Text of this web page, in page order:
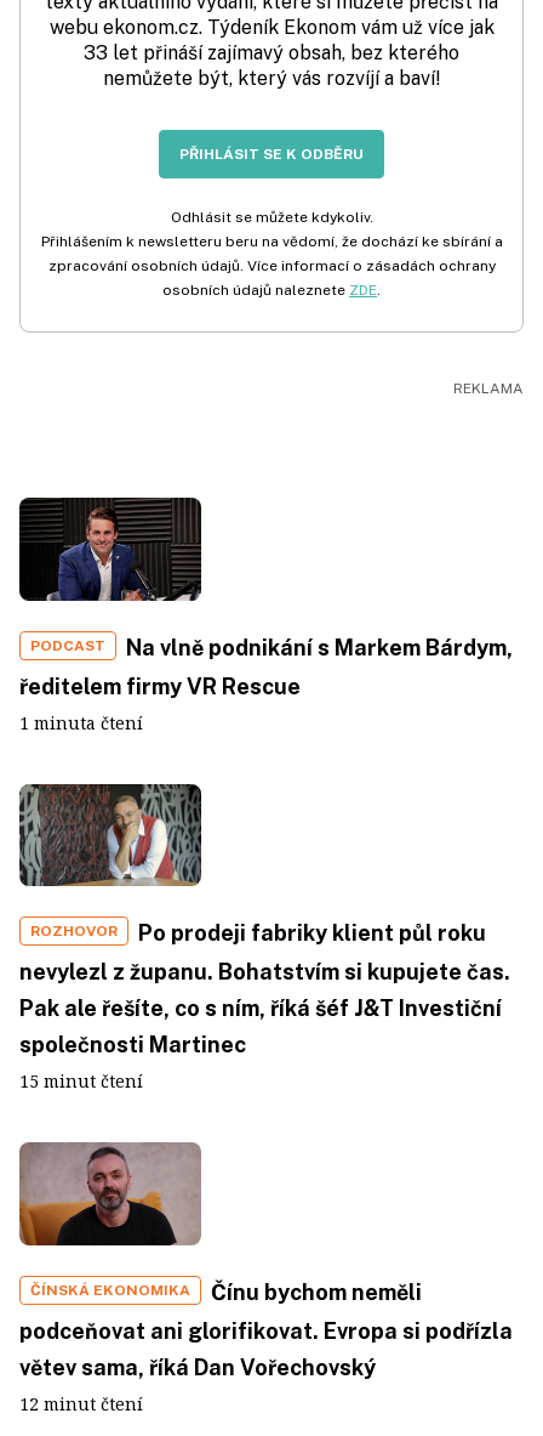
webu ekonom.cz. Týdeník Ekonom vám už více jak
33 let přináší zajímavý obsah, bez kterého
nemůžete být, který vás rozvíjí a baví!
PŘIHLÁSIT SE K ODBĚRU
Odhlásit se můžete kdykoliv.
Přihlášením k newsletteru beru na vědomí, že dochází ke sbírání a
zpracování osobních údajů. Více informací o zásadách ochrany
osobních údajů naleznete ZDE.
PODCAST
Na vlně podnikání s Markem Bárdym,
ředitelem firmy VR Rescue
1 minuta čtení
ROZHOVOR
Po prodeji fabriky klient půl roku
nevylezl z županu. Bohatstvím si kupujete čas.
Pak ale řešíte, co s ním, říká šéf J&T Investiční
společnosti Martinec
15 minut čtení
ČÍNSKÁ EKONOMIKA
Čínu bychom neměli
podceňovat ani glorifikovat. Evropa si podřízla
větev sama, říká Dan Vořechovský
12 minut čtení